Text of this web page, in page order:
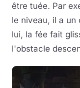
être tuée. Par
le niveau, il a un
lui, la fée fait
l'obstacle